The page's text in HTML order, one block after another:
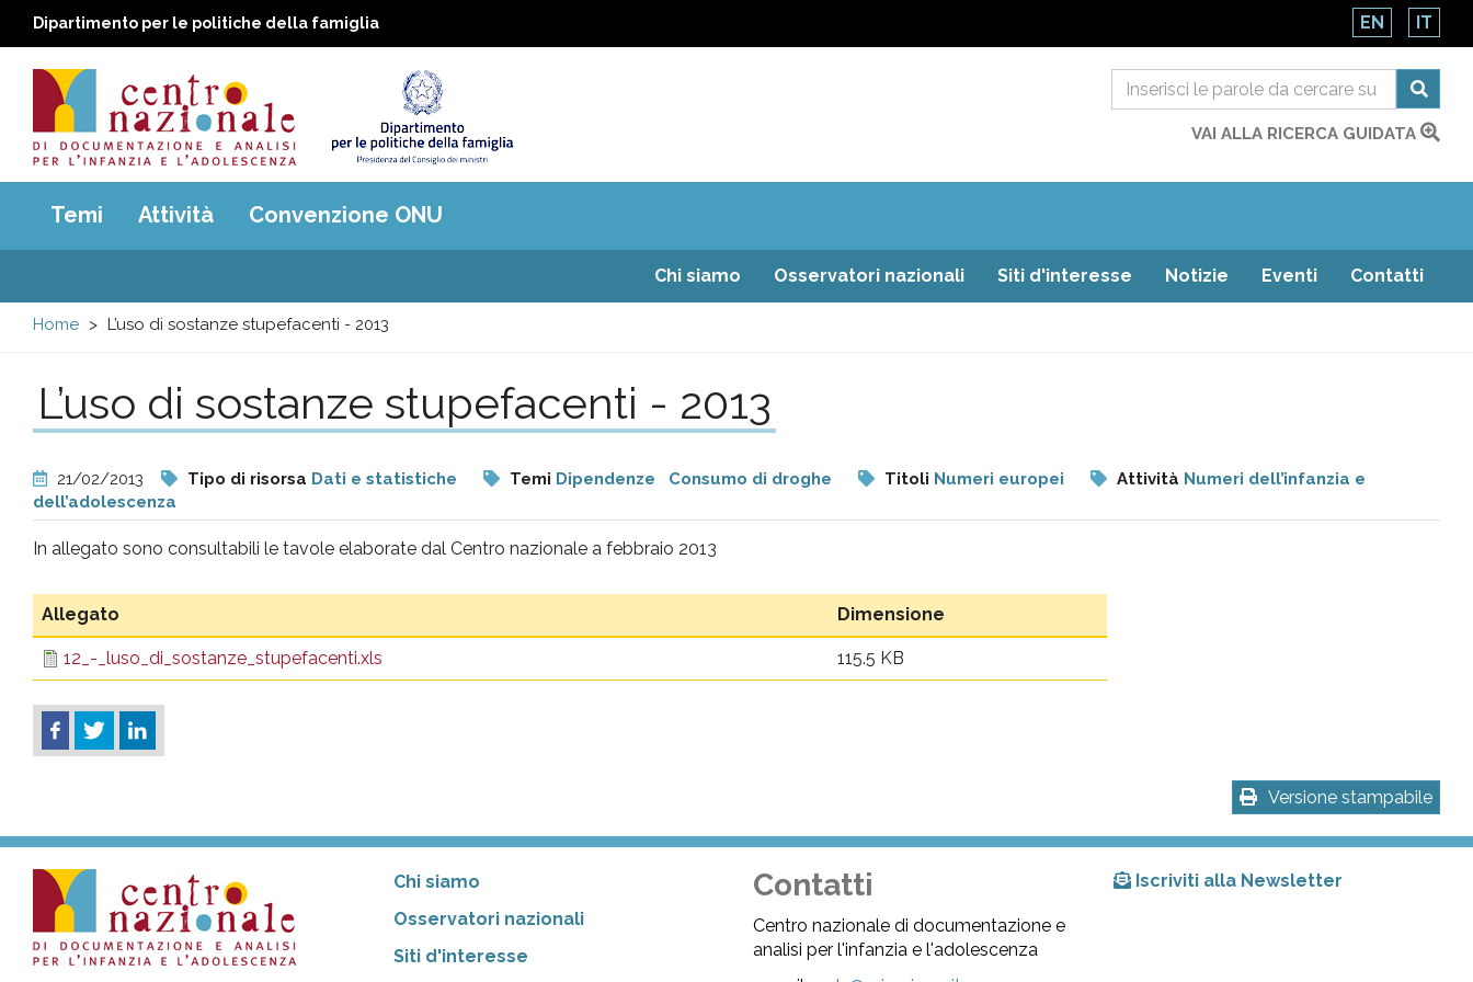
Dipartimento per le politiche della famiglia EN IT
Centro
nazionale
di
e
analisi
pr
l'infanzia
e
l'adolescenza
VAI ALLA RICERCA GUIDATA
Main
menu
Temi Attività Convenzione ONU
Chi siamo Osservatori nazionali Siti d'interesse Notizie Eventi Contatti
Home L’uso di sostanze stupefacenti - 2013
L’uso di sostanze stupefacenti - 2013
21/02/2013 Tipo di risorsa Dati e statistiche Temi Dipendenze Consumo di droghe Titoli Numeri europei Attività Numeri dell’infanzia e
dell’adolescenza
In allegato sono consultabili le tavole elaborate dal Centro nazionale a febbraio 2013
Allegato Dimensione
12_-_luso_di_sostanze_stupefacenti.xls 115.5 KB
Versione stampabile
Chi siamo
Osservatori nazionali
Siti d'interesse
Contatti
Centro nazionale di documentazione e
analisi per l'infanzia e l'adolescenza
Iscriviti alla Newsletter